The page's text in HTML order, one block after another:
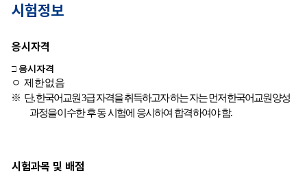
시험정보
응시자격
시험과목 및 배점